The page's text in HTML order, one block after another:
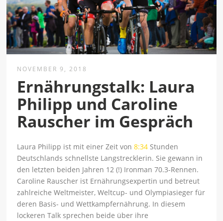
NOVEMBER 9, 2018
Ernährungstalk: Laura
Philipp und Caroline
Rauscher im Gespräch
Laura Philipp ist mit einer Zeit von8:34 Stunden
Deutschlands schnellste Langstrecklerin. Sie gewann in
den letzten beiden Jahren 12 (!) Ironman 70.3-Rennen.
Caroline Rauscher ist Ernährungsexpertin und betreut
zahlreiche Weltmeister, Weltcup- und Olympiasieger für
deren Basis- und Wettkampfernährung. In diesem
lockeren Talk sprechen beide über ihre